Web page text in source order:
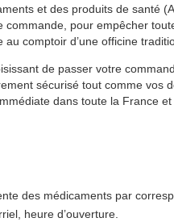
et des produits de santé
commande, pour empêcher
au comptoir d’une officine
de passer votre
sécurisé tout comme
dans toute la France et
des médicaments par
heure d’ouverture.